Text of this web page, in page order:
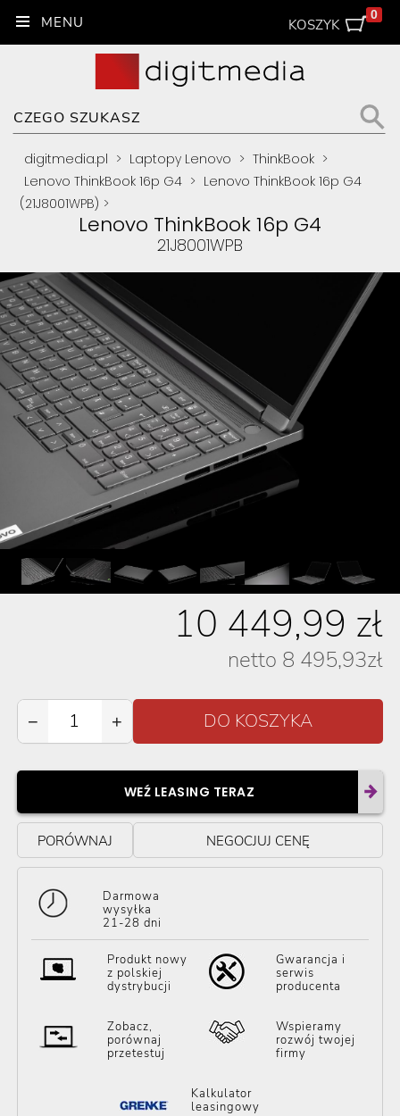
KOSZYK
0
digitmedia.pl > Laptopy Lenovo > ThinkBook >
Lenovo ThinkBook 16p G4 > Lenovo ThinkBook 16p G4
(21J8001WPB) >
Lenovo ThinkBook 16p G4
21J8001WPB
10 449,99 zł
netto 8 495,93zł
− +
WEŹ LEASING TERAZ
PORÓWNAJ NEGOCJUJ CENĘ
Darmowa
wysyłka
21-28 dni
Produkt nowy
z polskiej
dystrybucji
Gwarancja i
serwis
producenta
Zobacz,
porównaj
przetestuj
Wspieramy
rozwój twojej
firmy
Kalkulator
leasingowy